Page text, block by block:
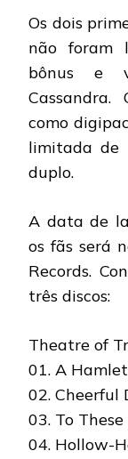
Os dois
não foram
bônus e
Cassandra.
como
limitada de
duplo.
A data de
os fãs será
Records.
três discos:
Theatre of
01. A
02. Cheerful
03. To
04. Hollow-